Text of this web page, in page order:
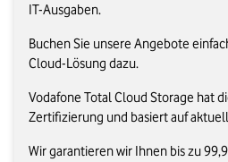
IT-Ausgaben.
Buchen Sie unsere Angebote
Cloud-Lösung dazu.
Vodafone Total Cloud Storage hat
Zertifizierung und basiert auf
Wir garantieren wir Ihnen bis zu